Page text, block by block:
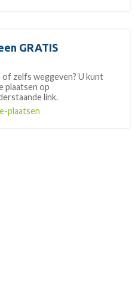
GRATIS
zelfs weggeven? U kunt
plaatsen op
link.
plaatsen